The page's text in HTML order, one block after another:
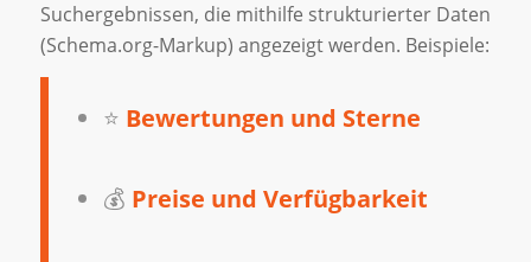
Suchergebnissen, die mithilfe strukturierter Daten
(Schema.org-Markup) angezeigt werden. Beispiele:
⭐ Bewertungen und Sterne
💰 Preise und Verfügbarkeit